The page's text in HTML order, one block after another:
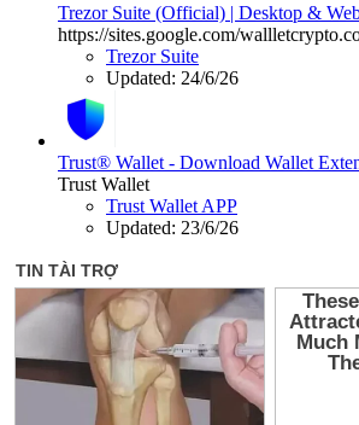
Trezor Suite (Official) | Desktop &
https://sites.google.com/
Trezor Suite
Updated: 24/6/26
Trust® Wallet - Download Wallet
Trust Wallet
Trust Wallet APP
Updated: 23/6/26